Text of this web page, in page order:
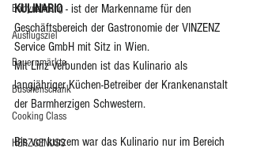
Babynahrung
Ausflugsziel
Bauernmärkte
Buschenschank
Cooking Class
HERZGENUSS
KULINARIO - ist der Markenname für den
Geschäftsbereich der Gastronomie der VINZENZ
Service GmbH mit Sitz in Wien.
Mit Linz verbunden ist das Kulinario als
langjähriger Küchen-Betreiber der Krankenanstalt
der Barmherzigen Schwestern.
Bis vor kurzem war das Kulinario nur im Bereich